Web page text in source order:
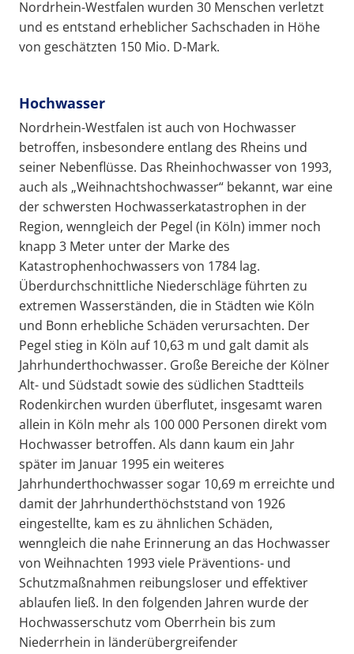
Nordrhein-Westfalen wurden 30 Menschen verletzt
und es entstand erheblicher Sachschaden in Höhe
von geschätzten 150 Mio. D-Mark.
Hochwasser
Nordrhein-Westfalen ist auch von Hochwasser
betroffen, insbesondere entlang des Rheins und
seiner Nebenflüsse. Das Rheinhochwasser von 1993,
auch als „Weihnachtshochwasser“ bekannt, war eine
der schwersten Hochwasserkatastrophen in der
Region, wenngleich der Pegel (in Köln) immer noch
knapp 3 Meter unter der Marke des
Katastrophenhochwassers von 1784 lag.
Überdurchschnittliche Niederschläge führten zu
extremen Wasserständen, die in Städten wie Köln
und Bonn erhebliche Schäden verursachten. Der
Pegel stieg in Köln auf 10,63 m und galt damit als
Jahrhunderthochwasser. Große Bereiche der Kölner
Alt- und Südstadt sowie des südlichen Stadtteils
Rodenkirchen wurden überflutet, insgesamt waren
allein in Köln mehr als 100 000 Personen direkt vom
Hochwasser betroffen. Als dann kaum ein Jahr
später im Januar 1995 ein weiteres
Jahrhunderthochwasser sogar 10,69 m erreichte und
damit der Jahrhunderthöchststand von 1926
eingestellte, kam es zu ähnlichen Schäden,
wenngleich die nahe Erinnerung an das Hochwasser
von Weihnachten 1993 viele Präventions- und
Schutzmaßnahmen reibungsloser und effektiver
ablaufen ließ. In den folgenden Jahren wurde der
Hochwasserschutz vom Oberrhein bis zum
Niederrhein in länderübergreifender